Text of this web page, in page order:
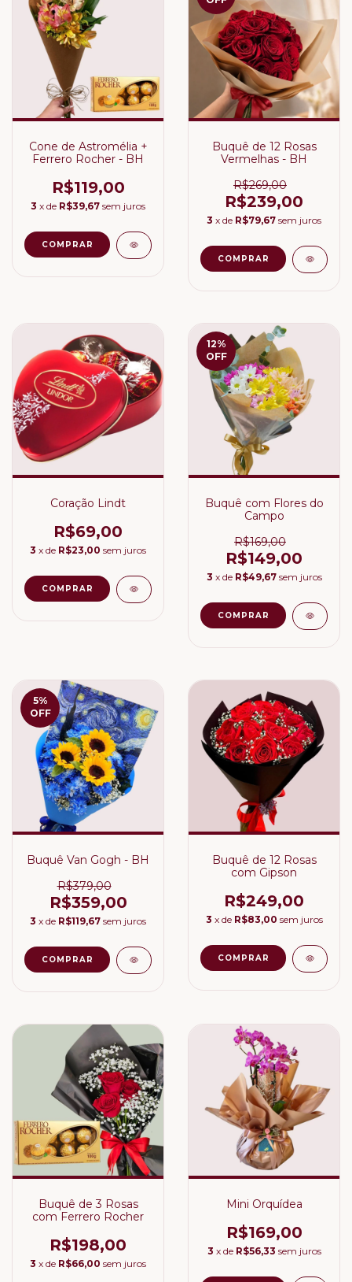
Cone de Astromélia +
Ferrero Rocher - BH
R$119,00
3 x de R$39,67 sem juros
Buquê de 12 Rosas
Vermelhas - BH
R$269,00
R$239,00
3 x de R$79,67 sem juros
Coração Lindt
R$69,00
3 x de R$23,00 sem juros
12%
OFF
Buquê com Flores do
Campo
R$169,00
R$149,00
3 x de R$49,67 sem juros
5%
OFF
Buquê Van Gogh - BH
R$379,00
R$359,00
3 x de R$119,67 sem juros
Buquê de 12 Rosas
com Gipson
R$249,00
3 x de R$83,00 sem juros
Buquê de 3 Rosas
com Ferrero Rocher
R$198,00
3 x de R$66,00 sem juros
Mini Orquídea
R$169,00
3 x de R$56,33 sem juros